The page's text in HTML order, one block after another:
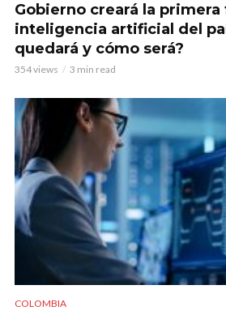
Gobierno creará la
inteligencia artificial del
quedará y cómo será?
354 views 3 min read
COLOMBIA